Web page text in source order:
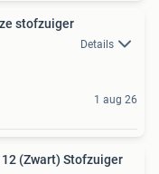
stofzuiger
Details
1 aug 26
12 (Zwart) Stofzuiger